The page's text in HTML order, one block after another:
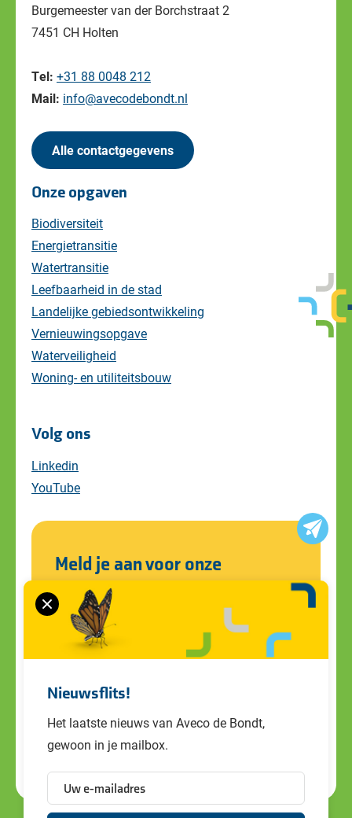
Nieuwsflits!
Het laatste nieuws van Aveco de Bondt,
gewoon in je mailbox.
Burgemeester van der Borchstraat 2
7451 CH Holten
Tel: +31 88 0048 212
Mail: info@avecodebondt.nl
Alle contactgegevens
Onze opgaven
Biodiversiteit
Energietransitie
Watertransitie
Leefbaarheid in de stad
Landelijke gebiedsontwikkeling
Vernieuwingsopgave
Waterveiligheid
Woning- en utiliteitsbouw
Volg ons
Linkedin
YouTube
Meld je aan voor onze
nieuwsbrief
Blijf op de hoogte van alle ontwikkelingen
en ons laatste nieuws. Schrijf je in voor de